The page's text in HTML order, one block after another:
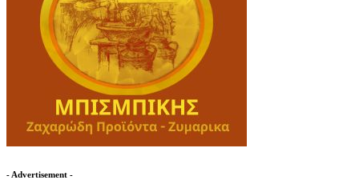
- Advertisement -